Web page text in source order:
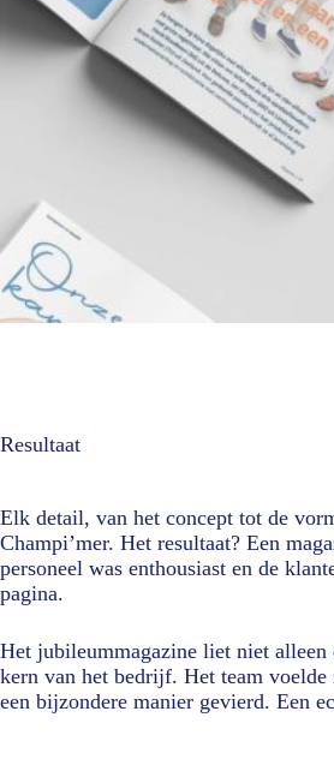
Resultaat
Elk detail, van het concept tot de
Champi’mer. Het resultaat? Een
personeel was enthousiast en de
pagina.
Het jubileummagazine liet niet alleen
kern van het bedrijf. Het team
een bijzondere manier gevierd. Een